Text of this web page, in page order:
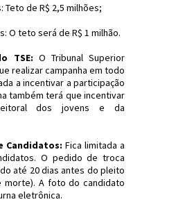
Teto de R$ 2,5 milhões;
O teto será de R$ 1 milhão.
TSE: O Tribunal Superior
realizar campanha em todo
a incentivar a participação
também terá que incentivar
dos jovens e da
Candidatos: Fica limitada a
O pedido de troca
até 20 dias antes do pleito
morte). A foto do candidato
eletrônica.